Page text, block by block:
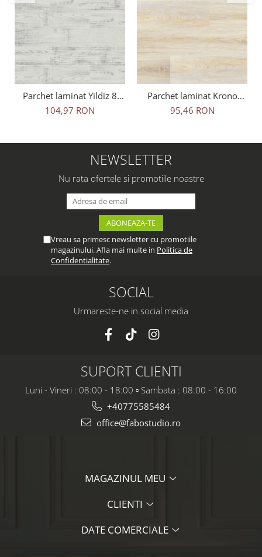
Parchet laminat Yildiz 8
mm Terraclic, Kartepe T-
642, clasa 31 AC3
104,97 RON
Parchet laminat Krono
Original 8 mm 5236
Novella, Savana Oak, clasa
95,46 RON
NEWSLETTER
Nu rata ofertele si promotiile noastre
Vreau sa primesc newsletter cu promotiile
magazinului. Afla mai multe in Politica de
Confidentialitate.
SOCIAL
Urmareste-ne in social media
SUPORT CLIENTI
Luni - Vineri : 08:00 - 18:00 ▫️ Sambata : 08:00 - 16:00
+40775585484
office@fabostudio.ro
MAGAZINUL MEU
CLIENTI
DATE COMERCIALE